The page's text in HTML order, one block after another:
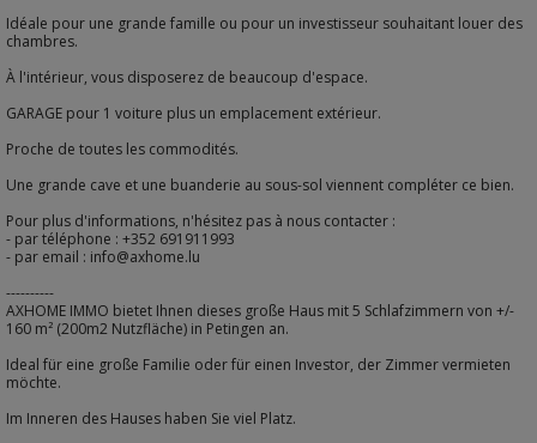
Idéale pour une grande famille ou pour un investisseur souhaitant louer des
chambres.
À l'intérieur, vous disposerez de beaucoup d'espace.
GARAGE pour 1 voiture plus un emplacement extérieur.
Proche de toutes les commodités.
Une grande cave et une buanderie au sous-sol viennent compléter ce bien.
Pour plus d'informations, n'hésitez pas à nous contacter :
- par téléphone : +352 691911993
- par email : info@axhome.lu
----------
AXHOME IMMO bietet Ihnen dieses große Haus mit 5 Schlafzimmern von +/-
160 m² (200m2 Nutzfläche) in Petingen an.
Ideal für eine große Familie oder für einen Investor, der Zimmer vermieten
möchte.
Im Inneren des Hauses haben Sie viel Platz.